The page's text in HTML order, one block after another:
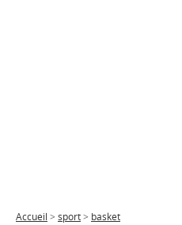
Accueil > sport> basket